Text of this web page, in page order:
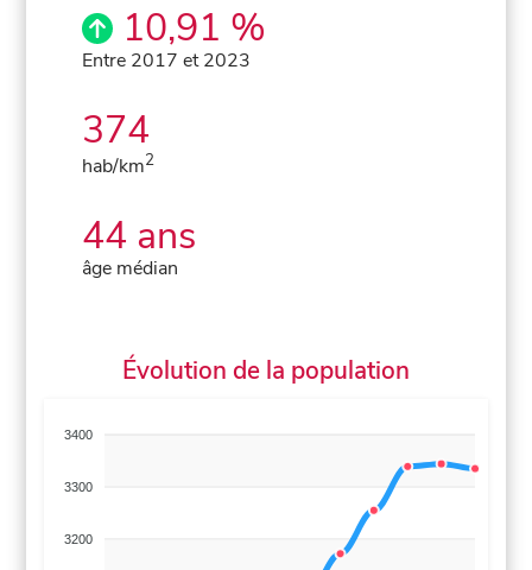
10,91 %
Entre 2017 et 2023
374
hab/km2
44 ans
âge médian
Évolution de la population
3400
3300
3200